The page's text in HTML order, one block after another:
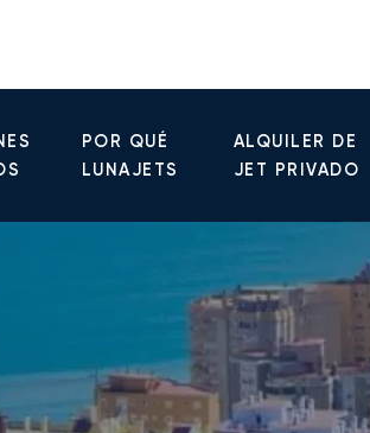
POR QUÉ
LUNAJETS
ALQUILER DE
JET PRIVADO